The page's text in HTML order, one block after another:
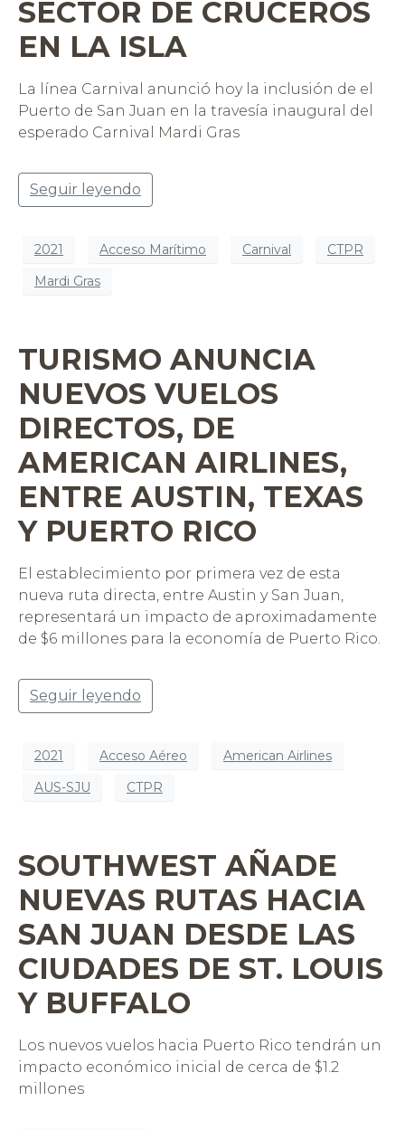
SECTOR DE CRUCEROS
EN LA ISLA
La línea Carnival anunció hoy la inclusión de el
Puerto de San Juan en la travesía inaugural del
esperado Carnival Mardi Gras
Seguir leyendo
2021 Acceso Marítimo Carnival
CTPR
Mardi Gras
TURISMO ANUNCIA
NUEVOS VUELOS
DIRECTOS, DE
AMERICAN AIRLINES,
ENTRE AUSTIN, TEXAS
Y PUERTO RICO
El establecimiento por primera vez de esta
nueva ruta directa, entre Austin y San Juan,
representará un impacto de aproximadamente
de $6 millones para la economía de Puerto Rico.
Seguir leyendo
2021 Acceso Aéreo
American Airlines
AUS-SJU
CTPR
SOUTHWEST AÑADE
NUEVAS RUTAS HACIA
SAN JUAN DESDE LAS
CIUDADES DE ST. LOUIS
Y BUFFALO
Los nuevos vuelos hacia Puerto Rico tendrán un
impacto económico inicial de cerca de $1.2
millones